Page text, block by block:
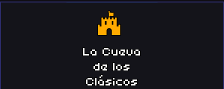
La Cueva
de los
Clásicos